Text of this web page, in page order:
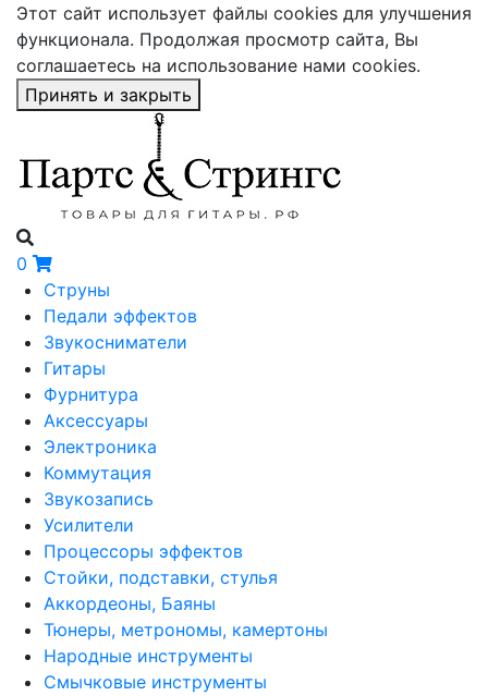
Этот сайт использует файлы cookies для улучшения
функционала. Продолжая просмотр сайта, Вы
соглашаетесь на использование нами cookies.
Принять и закрыть
0
Струны
Педали эффектов
Звукосниматели
Гитары
Фурнитура
Аксессуары
Электроника
Коммутация
Звукозапись
Усилители
Процессоры эффектов
Стойки, подставки, стулья
Аккордеоны, Баяны
Тюнеры, метрономы, камертоны
Народные инструменты
Смычковые инструменты